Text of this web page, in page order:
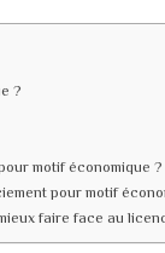
?
motif économique ?
pour motif
faire face au